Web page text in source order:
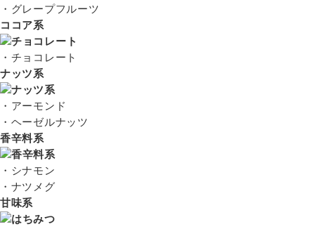
・グレープフルーツ
ココア系
・チョコレート
ナッツ系
・アーモンド
・ヘーゼルナッツ
香辛料系
・シナモン
・ナツメグ
甘味系